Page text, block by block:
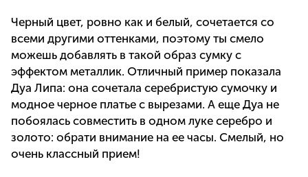
Черный цвет, ровно как и белый, сочетается со
всеми другими оттенками, поэтому ты смело
можешь добавлять в такой образ сумку с
эффектом металлик. Отличный пример показала
Дуа Липа: она сочетала серебристую сумочку и
модное черное платье с вырезами. А еще Дуа не
побоялась совместить в одном луке серебро и
золото: обрати внимание на ее часы. Смелый, но
очень классный прием!